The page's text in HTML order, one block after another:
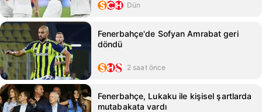
Dün
Fenerbahçe'de Sofyan Amrabat geri
döndü
2 saat önce
Fenerbahçe, Lukaku ile kişisel şartlarda
mutabakata vardı